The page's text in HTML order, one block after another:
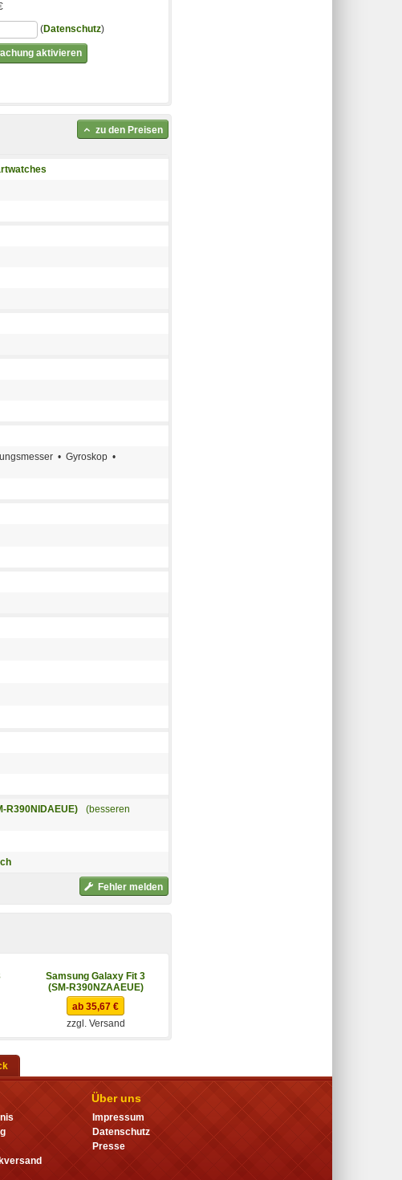
aktivieren
(Datenschutz)
zu den Preisen
• Gyroskop •
R390NIDAEUE)
(besseren
Fehler melden
Samsung Galaxy Fit 3
(SM-R390NZAAEUE)
ab 35,67 €
zzgl. Versand
Über uns
Impressum
Datenschutz
Presse